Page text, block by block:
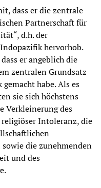
dass er die zentrale
Partnerschaft für
d.h. der
hervorhob.
er angeblich die
zentralen Grundsatz
habe. Als es
sie sich höchstens
Verkleinerung des
Intoleranz, die
die zunehmenden
und des